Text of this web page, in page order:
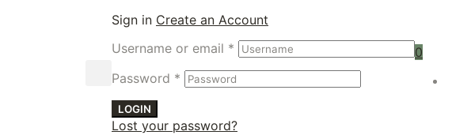
Sign in Create an Account
Username or email *
Password *
LOGIN
Lost your password?
0